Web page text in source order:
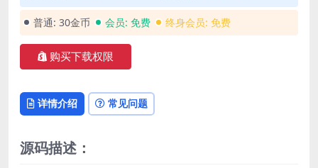
普通: 30金币 会员: 免费 终身会员: 免费
购买下载权限
详情介绍 常见问题
源码描述：